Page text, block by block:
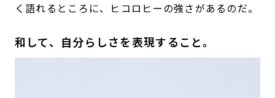
く語れるところに、ヒコロヒーの強さがあるのだ。
和して、自分らしさを表現すること。